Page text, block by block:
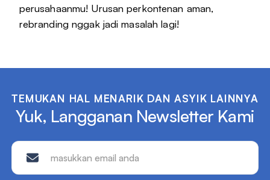
perusahaanmu! Urusan perkontenan aman,
rebranding nggak jadi masalah lagi!
TEMUKAN HAL MENARIK DAN ASYIK LAINNYA
Yuk, Langganan Newsletter Kami